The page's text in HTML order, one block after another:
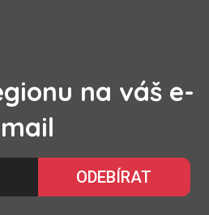
na váš e-
mail
ODEBÍRAT